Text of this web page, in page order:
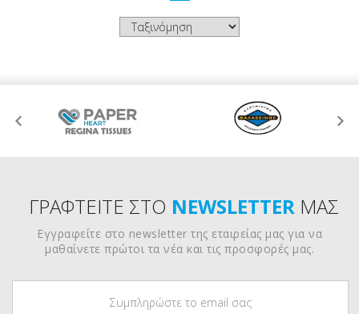
ΓΡΑΦΤΕΙΤΕ ΣΤΟ NEWSLETTERΜΑΣ
Εγγραφείτε στο newsletter της εταιρείας μας για να
μαθαίνετε πρώτοι τα νέα και τις προσφορές μας.